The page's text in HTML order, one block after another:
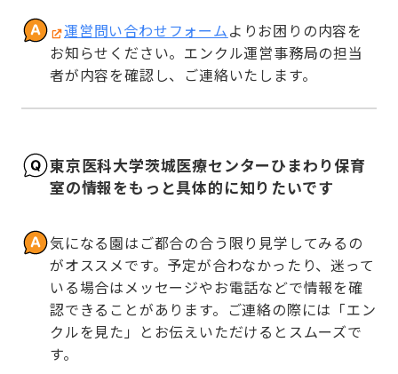
運営問い合わせフォームよりお困りの内容を
お知らせください。エンクル運営事務局の担当
者が内容を確認し、ご連絡いたします。
東京医科大学茨城医療センターひまわり保育
室の情報をもっと具体的に知りたいです
気になる園はご都合の合う限り見学してみるの
がオススメです。予定が合わなかったり、迷って
いる場合はメッセージやお電話などで情報を確
認できることがあります。ご連絡の際には「エン
クルを見た」とお伝えいただけるとスムーズで
す。